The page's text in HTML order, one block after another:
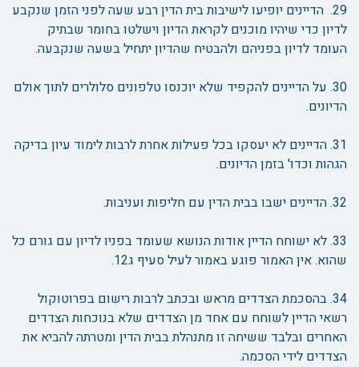
29. הדיינים יופיעו לישיבות בית הדין רבע שעה לפני הזמן שנקבע
לדיון כדי שיהיו מוכנים לקראת הדיון וישלטו בחומר שבתיק
העומד לדיון בפניהם ולהבטיח שהדיון יתחיל בשעה שנקבעה.
30. על הדיינים להקפיד שלא יוכנסו טלפונים סלולרים לתוך אולם
הדיונים.
31. הדיינים לא יעסקו בכל פעילות אחרת לרבות לימוד עיון בדיקה
הגהות וכדו' בזמן הדיונים.
32. הדיינים ישבו בבית הדין עם חליפות ועניבות.
33. לא ישוחח הדיין אודות הנושא שעומד בפניו לדיון עם גורם כל
שהוא. אין האמור פוגע באמור לעיל סעיף ג12.
34. בהסכמת הצדדים מראש ובכתב לרבות רישום בפרוטוקול
רשאי הדיין לשוחח עם אחד מן הצדדים שלא בנוכחות הצדדים
האחרים ובלבד ששיחה זו מתנהלת בבית הדין ומטרתה להביא את
הצדדים לידי הסכמה.